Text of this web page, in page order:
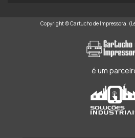
Copyright © Cartucho de Impressora.
é um